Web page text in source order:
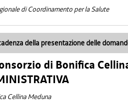
di Coordinamento per la Salute
della presentazione delle
di Bonifica
Cellina Meduna